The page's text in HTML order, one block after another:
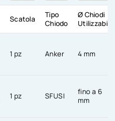
Scatola
Tipo
Chiodo
Ø Chiodi
Utilizzabili
1 pz Anker 4 mm
1 pz SFUSI
fino a 6
mm